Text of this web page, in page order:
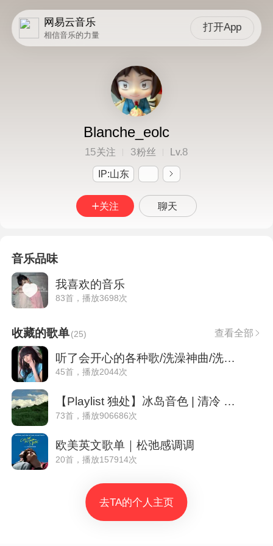
网易云音乐
相信音乐的力量
打开App
Blanche_eolc
15关注 3粉丝 Lv.8
IP:山东
关注 聊天
音乐品味
我喜欢的音乐
83首，播放3698次
收藏的歌单(25) 查看全部
听了会开心的各种歌/洗澡神曲/洗清能量场
45首，播放2044次
【Playlist 独处】冰岛音色 | 清冷 | 空灵♬
73首，播放906686次
欧美英文歌单｜松弛感调调
20首，播放157914次
去TA的个人主页